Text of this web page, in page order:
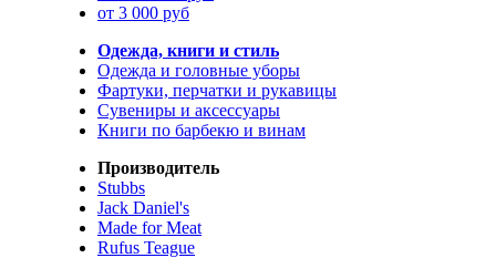
от 3 000 руб
Одежда, книги и стиль
Одежда и головные уборы
Фартуки, перчатки и рукавицы
Сувениры и аксессуары
Книги по барбекю и винам
Производитель
Stubbs
Jack Daniel's
Made for Meat
Rufus Teague